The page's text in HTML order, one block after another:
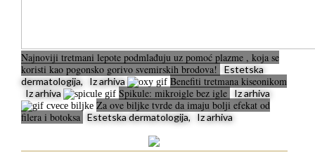
Najnoviji tretmani lepote podmlađuju uz pomoć plazme , koja se
koristi kao pogonsko gorivo svemirskih brodova!
Estetska
dermatologija, Iz arhiva
Benefiti tretmana kiseonikom
Iz arhiva Spikule: mikroigle bez igle Iz arhiva
Za ove biljke tvrde da imaju bolji efekat od
filera i botoksa Estetska dermatologija, Iz arhiva